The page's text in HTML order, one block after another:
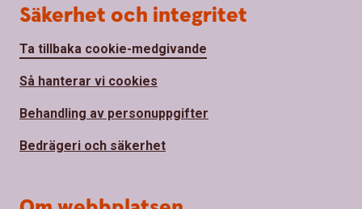
Säkerhet och integritet
Ta tillbaka cookie-medgivande
Så hanterar vi cookies
Behandling av personuppgifter
Bedrägeri och säkerhet